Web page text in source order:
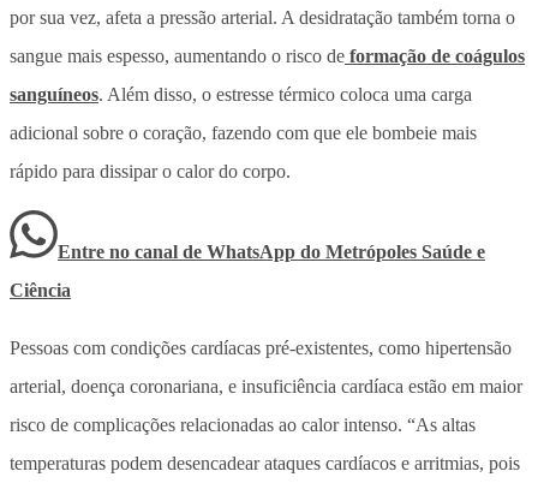
por sua vez, afeta a pressão arterial. A desidratação também torna o
sangue mais espesso, aumentando o risco de formação de coágulos
sanguíneos. Além disso, o estresse térmico coloca uma carga
adicional sobre o coração, fazendo com que ele bombeie mais
rápido para dissipar o calor do corpo.
Entre no canal de WhatsApp do Metrópoles Saúde e
Ciência
Pessoas com condições cardíacas pré-existentes, como hipertensão
arterial, doença coronariana, e insuficiência cardíaca estão em maior
risco de complicações relacionadas ao calor intenso. “As altas
temperaturas podem desencadear ataques cardíacos e arritmias, pois